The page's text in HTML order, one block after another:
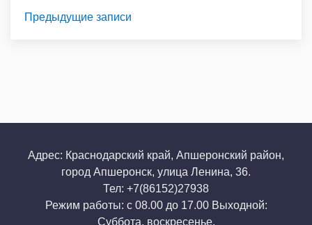
Предыдущие записи
Адрес: Краснодарский край, Апшеронский район,
город Апшеронск, улица Ленина, 36.
Тел: +7(86152)27938
Режим работы: с 08.00 до 17.00 Выходной:
Суббота, воскресенье.